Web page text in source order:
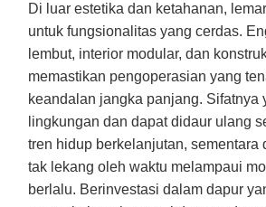
Di luar estetika dan ketahanan,
untuk fungsionalitas yang cerdas.
lembut, interior modular, dan
memastikan pengoperasian yang
keandalan jangka panjang. Sifatnya
lingkungan dan dapat didaur ulang
tren hidup berkelanjutan, sementara
tak lekang oleh waktu melampaui
berlalu. Berinvestasi dalam dapur